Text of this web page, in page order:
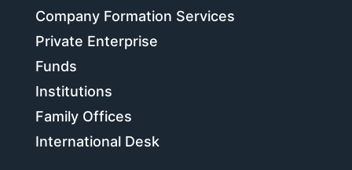
Company Formation Services
Private Enterprise
Funds
Institutions
Family Offices
International Desk